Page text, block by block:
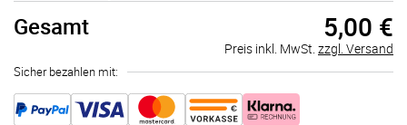
Gesamt 5,00 €
Preis inkl. MwSt. zzgl. Versand
Sicher bezahlen mit: